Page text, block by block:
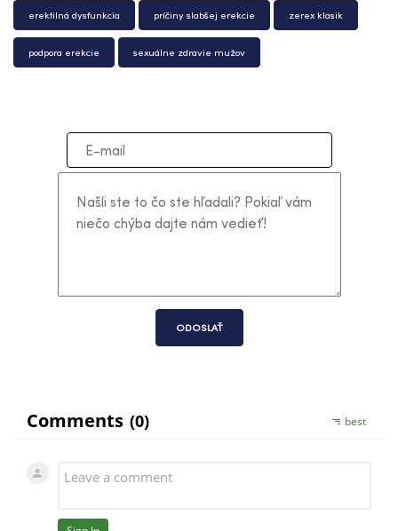
erektilná dysfunkcia príčiny slabšej erekcie zerex klasik
podpora erekcie sexuálne zdravie mužov
ODOSLAŤ